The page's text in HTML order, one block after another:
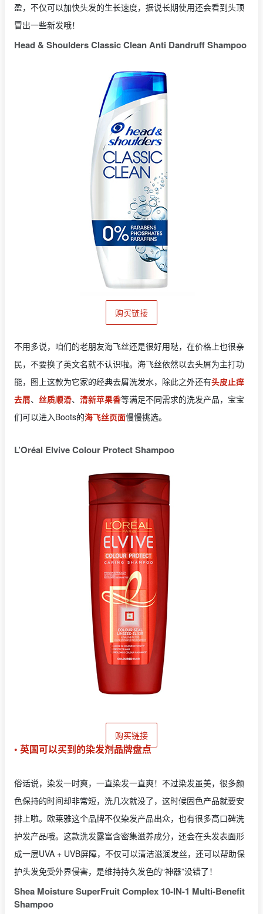
盈，不仅可以加快头发的生长速度，据说长期使用还会看到头顶
冒出一些新发哦！
Head & Shoulders Classic Clean Anti Dandruff Shampoo
购买链接
不用多说，咱们的老朋友海飞丝还是很好用哒，在价格上也很亲
民，不要换了英文名就不认识啦。海飞丝依然以去头屑为主打功
能，图上这款为它家的经典去屑洗发水，除此之外还有头皮止痒
去屑、 丝质顺滑、 清新苹果香等满足不同需求的洗发产品，宝宝
们可以进入Boots的海飞丝页面慢慢挑选。
L’Oréal Elvive Colour Protect Shampoo
购买链接
• 英国可以买到的染发剂品牌盘点
俗话说，染发一时爽，一直染发一直爽！不过染发虽美，很多颜
色保持的时间却非常短，洗几次就没了，这时候固色产品就要安
排上啦。欧莱雅这个品牌不仅染发产品出众，也有很多高口碑洗
护发产品哦。这款洗发露富含密集滋养成分，还会在头发表面形
成一层UVA + UVB屏障，不仅可以清洁滋润发丝，还可以帮助保
护头发免受外界侵害，是维持持久发色的“神器”没错了！
Shea Moisture SuperFruit Complex 10-IN-1 Multi-Benefit
Shampoo